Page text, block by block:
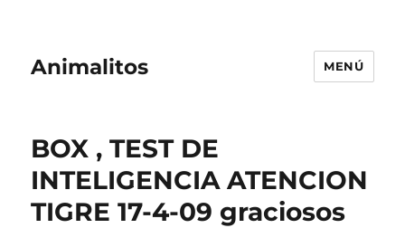
Animalitos MENÚ
BOX , TEST DE
INTELIGENCIA ATENCION
TIGRE 17-4-09 graciosos